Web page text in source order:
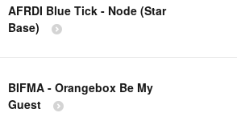
AFRDI Blue Tick - Node (Star
Base)
BIFMA - Orangebox Be My
Guest